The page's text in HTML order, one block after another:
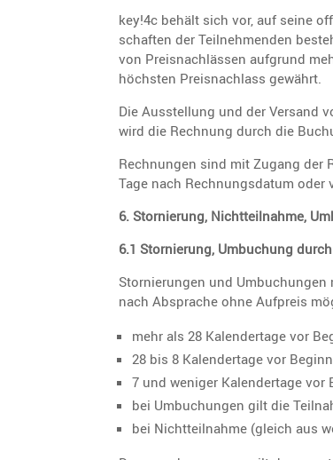
key!4c behält sich vor, auf seine
schaften der Teilneh­menden
von Preis­nach­lässen aufgrund
höchsten Preis­nach­lass gewährt.
Die Ausstel­lung und der Versand
wird die Rechnung durch die
Rechnungen sind mit Zugang der
Tage nach Rechnungs­datum
6. Stornie­rung, Nicht­teil­nahme,
6.1 Stornie­rung, Umbuchung
Stornie­rungen und Umbuchungen
nach Absprache ohne Aufpreis
mehr als 28 Kalen­der­tage vor
28 bis 8 Kalen­der­tage vor
7 und weniger Kalen­der­tage
bei Umbuchungen gilt die
bei Nicht­teil­nahme (gleich aus